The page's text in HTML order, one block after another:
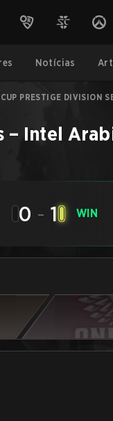
Notícias
PRESTIGE DIVISION
– Intel
0 - 1 WIN